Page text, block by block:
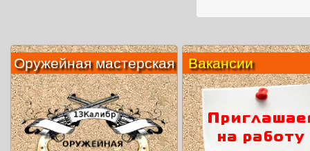
Оружейная мастерскаяВакансии